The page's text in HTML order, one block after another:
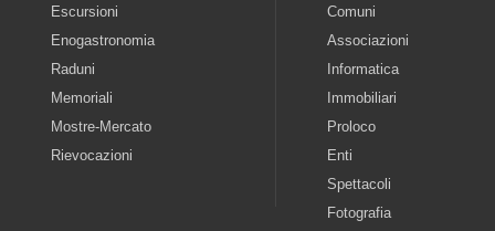
Escursioni
Enogastronomia
Raduni
Memoriali
Mostre-Mercato
Rievocazioni
Comuni
Associazioni
Informatica
Immobiliari
Proloco
Enti
Spettacoli
Fotografia